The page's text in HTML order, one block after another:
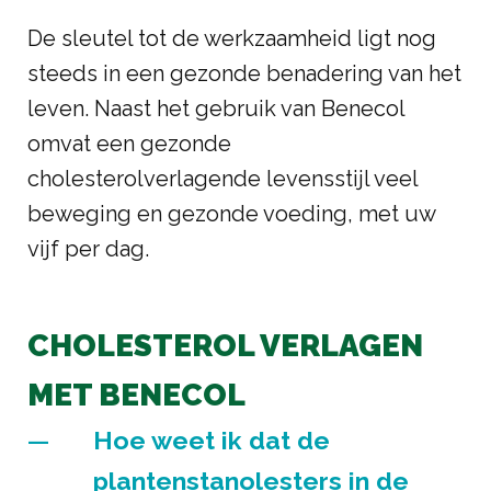
De sleutel tot de werkzaamheid ligt nog
steeds in een gezonde benadering van het
leven. Naast het gebruik van Benecol
omvat een gezonde
cholesterolverlagende levensstijl veel
beweging en gezonde voeding, met uw
vijf per dag.
CHOLESTEROL VERLAGEN
MET BENECOL
Hoe weet ik dat de
plantenstanolesters in de